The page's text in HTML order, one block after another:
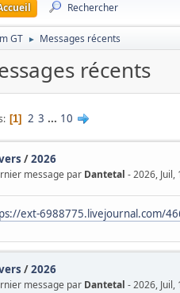
Rechercher
GT ► Messages récents
récents
1 2 3 ... 10
/2026
message par Dantetal - 2026, Juil,
ext-6988775.livejournal.com/
/2026
message par Dantetal - 2026, Juil,